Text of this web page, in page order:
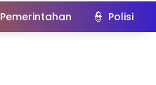
Pemerintahan 👮 Polisi